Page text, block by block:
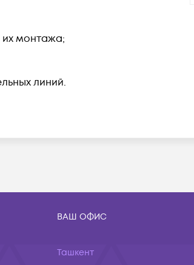
их монтажа;
линий.
ВАШ ОФИС
Ташкент